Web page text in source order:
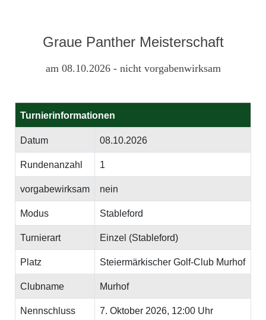
Graue Panther Meisterschaft
am 08.10.2026 - nicht vorgabenwirksam
Turnierinformationen
Datum 08.10.2026
Rundenanzahl 1
vorgabewirksam nein
Modus Stableford
Turnierart Einzel (Stableford)
Platz Steiermärkischer Golf-Club Murhof
Clubname Murhof
Nennschluss 7. Oktober 2026, 12:00 Uhr